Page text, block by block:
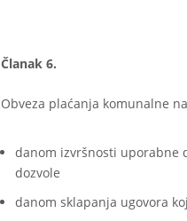
Članak 6.
Obveza plaćanja komunalne
danom izvršnosti uporabne
dozvole
danom sklapanja ugovora